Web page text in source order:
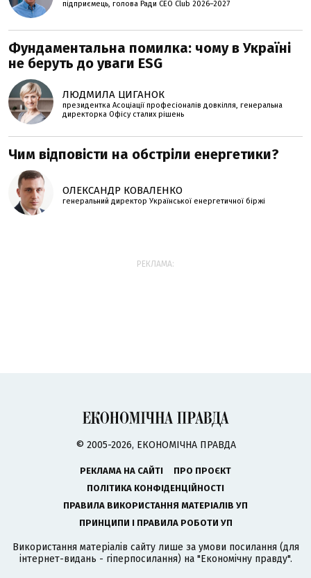
підприємець, голова Ради CEO Club 2026–2027
Фундаментальна помилка: чому в Україні
не беруть до уваги ESG
ЛЮДМИЛА ЦИГАНОК
президентка Асоціації професіоналів довкілля, генеральна
директорка Офісу сталих рішень
Чим відповісти на обстріли енергетики?
ОЛЕКСАНДР КОВАЛЕНКО
генеральний директор Української енергетичної біржі
РЕКЛАМА:
© 2005-2026, ЕКОНОМІЧНА ПРАВДА
РЕКЛАМА НА САЙТІ
ПРО ПРОЄКТ
ПОЛІТИКА КОНФІДЕНЦІЙНОСТІ
ПРАВИЛА ВИКОРИСТАННЯ МАТЕРІАЛІВ УП
ПРИНЦИПИ І ПРАВИЛА РОБОТИ УП
Використання матеріалів сайту лише за умови посилання (для
інтернет-видань - гіперпосилання) на "Економічну правду".